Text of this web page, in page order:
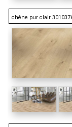
chêne pur clair